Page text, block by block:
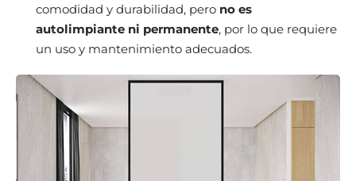
comodidad y durabilidad, pero no es
autolimpiante ni permanente, por lo que requiere
un uso y mantenimiento adecuados.